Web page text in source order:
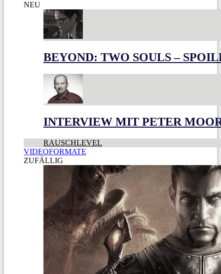
NEU
BEYOND: TWO SOULS –
INTERVIEW MIT PETER
RAUSCHLEVEL
VIDEOFORMATE
ZUFÄLLIG